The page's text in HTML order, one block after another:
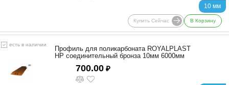
10 мм
Купить Сейчас В Корзину
есть в наличии
Профиль для поликарбоната ROYALPLAST
HP соединительный бронза 10мм 6000мм
700.00 ₽